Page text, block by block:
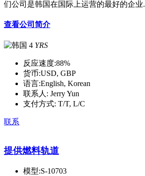
们公司是韩国在国际上运营的最好的企业.
查看公司简介
4 YRS
反应速度:88%
货币:USD, GBP
语言:English, Korean
联系人: Jerry Yun
支付方式: T/T, L/C
联系
提供燃料轨道
模型:S-10703